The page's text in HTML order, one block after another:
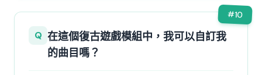
#10
Q 在這個復古遊戲模組中，我可以自訂我
的曲目嗎？